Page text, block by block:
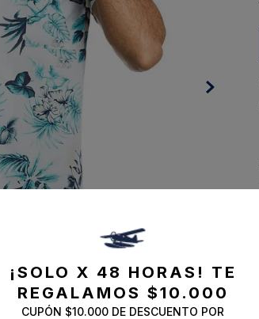
¡SOLO X 48 HORAS! TE
REGALAMOS $10.000
CUPÓN $10.000 DE DESCUENTO POR
10.